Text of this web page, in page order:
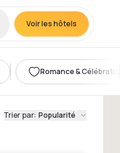
Voir les hôtels
Romance & Célébration
Trier par: Popularité